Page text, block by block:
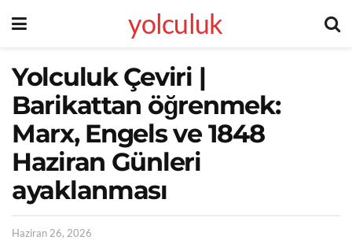
yolculuk
Yolculuk Çeviri |
Barikattan öğrenmek:
Marx, Engels ve 1848
Haziran Günleri
ayaklanması
Haziran 26, 2026